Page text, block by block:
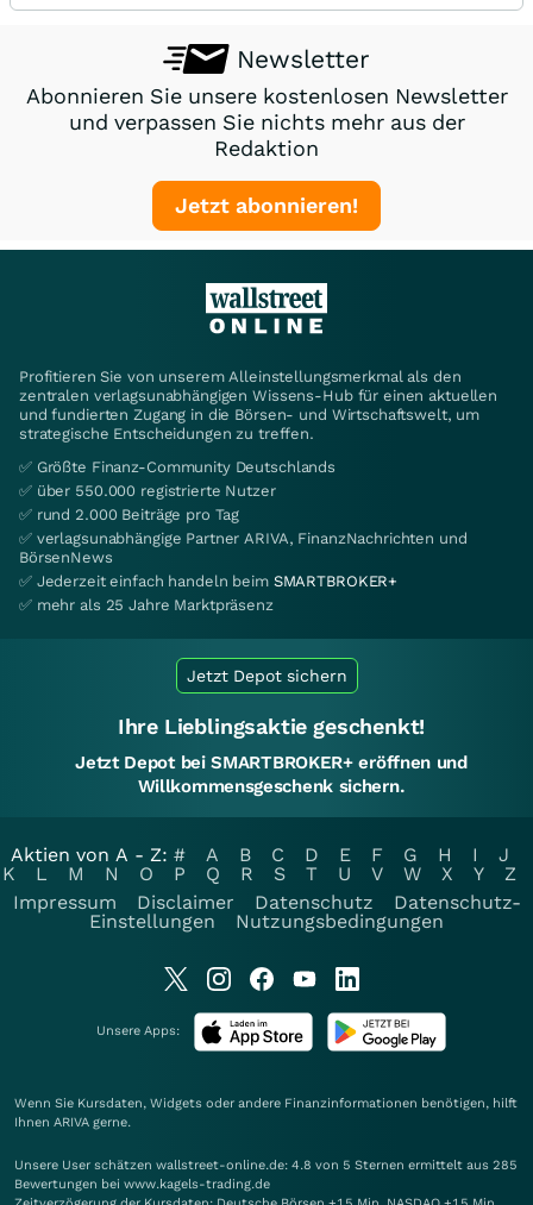
Newsletter
Abonnieren Sie unsere kostenlosen Newsletter
und verpassen Sie nichts mehr aus der
Redaktion
Jetzt abonnieren!
Profitieren Sie von unserem Alleinstellungsmerkmal als den
zentralen verlagsunabhängigen Wissens-Hub für einen aktuellen
und fundierten Zugang in die Börsen- und Wirtschaftswelt, um
strategische Entscheidungen zu treffen.
✅ Größte Finanz-Community Deutschlands
✅ über 550.000 registrierte Nutzer
✅ rund 2.000 Beiträge pro Tag
✅ verlagsunabhängige Partner ARIVA, FinanzNachrichten und
BörsenNews
✅ Jederzeit einfach handeln beim SMARTBROKER+
✅ mehr als 25 Jahre Marktpräsenz
Jetzt Depot sichern
Ihre Lieblingsaktie geschenkt!
Jetzt Depot bei SMARTBROKER+ eröffnen und
Willkommensgeschenk sichern.
Aktien von A - Z: # A B C D E F G H I
J
K
L M N O P Q R S T U V W X Y
Z
Impressum
Disclaimer Datenschutz
Datenschutz-
Einstellungen
Nutzungsbedingungen
Unsere Apps:
Wenn Sie Kursdaten, Widgets oder andere Finanzinformationen benötigen, hilft
Ihnen ARIVA gerne.
Unsere User schätzen wallstreet-online.de: 4.8 von 5 Sternen ermittelt aus 285
Bewertungen bei www.kagels-trading.de